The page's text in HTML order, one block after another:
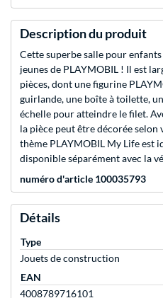
Description du produit
Cette superbe salle pour
jeunes de PLAYMOBIL ! Il est
pièces, dont une figurine
guirlande, une boîte à toilette,
échelle pour atteindre le filet.
la pièce peut être décorée
thème PLAYMOBIL My Life est
disponible séparément avec la
numéro d'article 100035793
Détails
Type
Jouets de construction
EAN
4008789716101